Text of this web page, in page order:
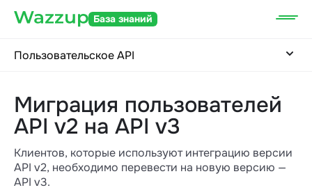
База знаний
Пользовательское API
Миграция пользователей
API v2 на API v3
Клиентов, которые используют интеграцию версии
API v2, необходимо перевести на новую версию —
API v3.